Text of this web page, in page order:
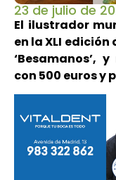
23 de julio de
El ilustrador
en la XLI
‘Besamanos’,
con 500 euros y